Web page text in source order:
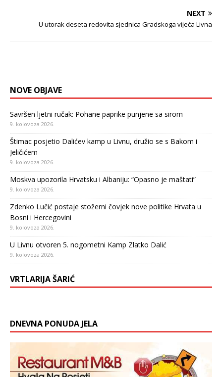
NEXT
U utorak deseta redovita sjednica Gradskoga vijeća Livna
NOVE OBJAVE
Savršen ljetni ručak: Pohane paprike punjene sa sirom
9. kolovoza 2026.
Štimac posjetio Dalićev kamp u Livnu, družio se s Bakom i
Jeličićem
9. kolovoza 2026.
Moskva upozorila Hrvatsku i Albaniju: “Opasno je maštati”
9. kolovoza 2026.
Zdenko Lučić postaje stožerni čovjek nove politike Hrvata u
Bosni i Hercegovini
9. kolovoza 2026.
U Livnu otvoren 5. nogometni Kamp Zlatko Dalić
9. kolovoza 2026.
VRTLARIJA ŠARIĆ
DNEVNA PONUDA JELA